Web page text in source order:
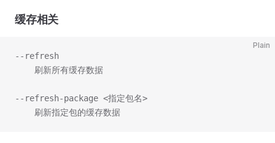
缓存相关
Plain
--refresh
    刷新所有缓存数据
--refresh-package <指定包名>
    刷新指定包的缓存数据